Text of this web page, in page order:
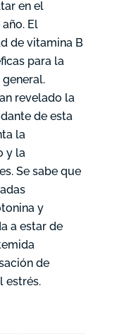
en el
El
de vitamina B
para la
revelado la
de esta
la
y la
Se sabe que
y
a estar de
de
estrés.